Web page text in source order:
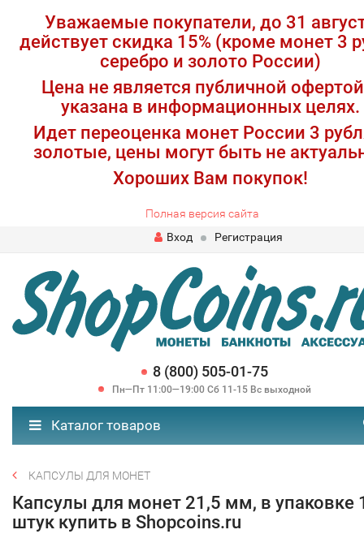
Уважаемые покупатели, до 31
действует скидка 15% (кроме монет 3
серебро и золото России)
Цена не является публичной
указана в информационных целях.
Идет переоценка монет России 3
золотые, цены могут быть не
Хороших Вам покупок!
Полная версия сайта
Вход
Регистрация
8 (800) 505-01-75
Пн—Пт 11:00—19:00 Сб 11-15 Вс выходной
Каталог товаров
КАПСУЛЫ ДЛЯ МОНЕТ
Капсулы для монет 21,5 мм, в упаковке
штук купить в Shopcoins.ru